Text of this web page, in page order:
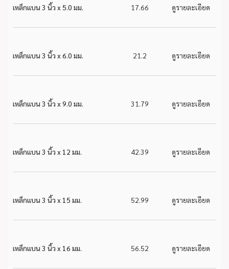
เหล็กแบน 3 นิ้ว x 5.0 มม. 17.66 ดูรายละเอียด
เหล็กแบน 3 นิ้ว x 6.0 มม. 21.2 ดูรายละเอียด
เหล็กแบน 3 นิ้ว x 9.0 มม. 31.79 ดูรายละเอียด
เหล็กแบน 3 นิ้ว x 12 มม. 42.39 ดูรายละเอียด
เหล็กแบน 3 นิ้ว x 15 มม. 52.99 ดูรายละเอียด
เหล็กแบน 3 นิ้ว x 16 มม. 56.52 ดูรายละเอียด